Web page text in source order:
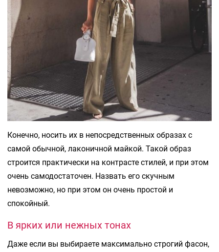
Конечно, носить их в непосредственных образах с
самой обычной, лаконичной майкой. Такой образ
строится практически на контрасте стилей, и при этом
очень самодостаточен. Назвать его скучным
невозможно, но при этом он очень простой и
спокойный.
В ярких или нежных тонах
Даже если вы выбираете максимально строгий фасон,